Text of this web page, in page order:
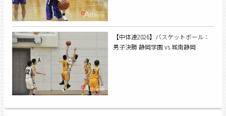
【中体連2026】バスケットボール：
男子決勝 静岡学園 vs 城南静岡